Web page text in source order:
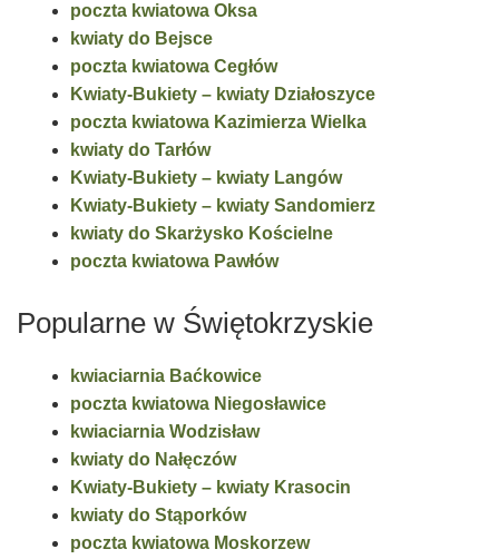
poczta kwiatowa Oksa
kwiaty do Bejsce
poczta kwiatowa Cegłów
Kwiaty-Bukiety – kwiaty Działoszyce
poczta kwiatowa Kazimierza Wielka
kwiaty do Tarłów
Kwiaty-Bukiety – kwiaty Langów
Kwiaty-Bukiety – kwiaty Sandomierz
kwiaty do Skarżysko Kościelne
poczta kwiatowa Pawłów
Popularne w Świętokrzyskie
kwiaciarnia Baćkowice
poczta kwiatowa Niegosławice
kwiaciarnia Wodzisław
kwiaty do Nałęczów
Kwiaty-Bukiety – kwiaty Krasocin
kwiaty do Stąporków
poczta kwiatowa Moskorzew